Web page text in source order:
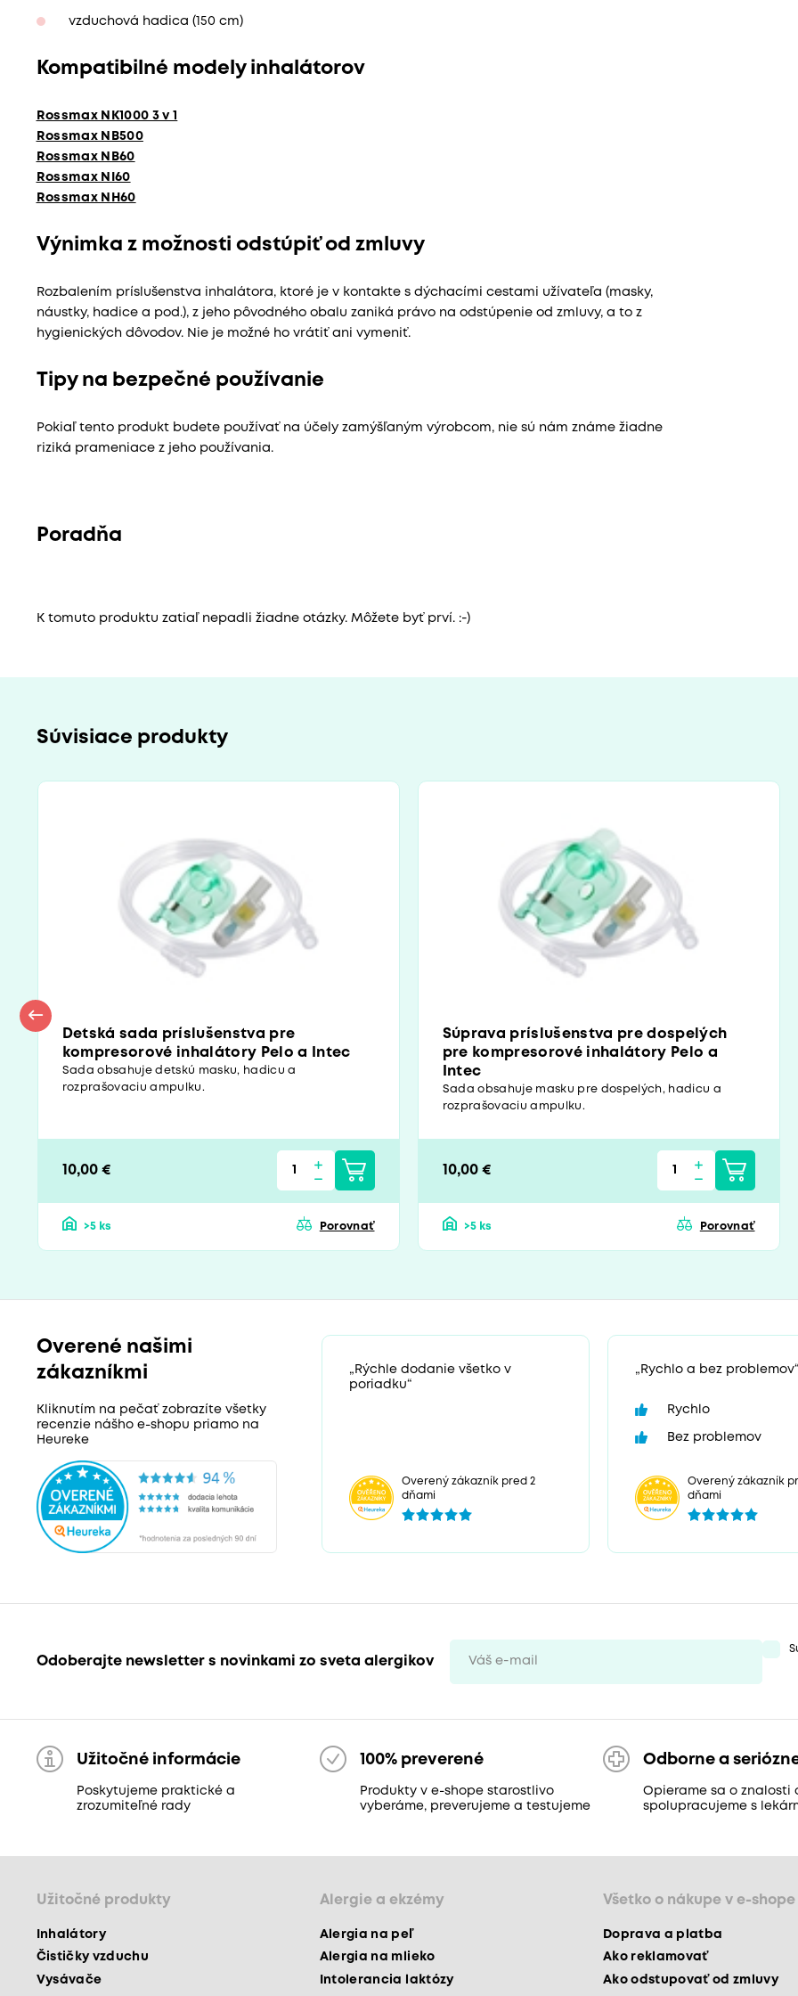
vzduchová hadica (150 cm)
Kompatibilné modely inhalátorov
Rossmax NK1000 3 v 1
Rossmax NB500
Rossmax NB60
Rossmax NI60
Rossmax NH60
Výnimka z možnosti odstúpiť od zmluvy
Rozbalením príslušenstva inhalátora, ktoré je v kontakte s dýchacími cestami užívateľa (masky,
náustky, hadice a pod.), z jeho pôvodného obalu zaniká právo na odstúpenie od zmluvy, a to z
hygienických dôvodov. Nie je možné ho vrátiť ani vymeniť.
Tipy na bezpečné používanie
Pokiaľ tento produkt budete používať na účely zamýšľaným výrobcom, nie sú nám známe žiadne
riziká prameniace z jeho používania.
Poradňa
K tomuto produktu zatiaľ nepadli žiadne otázky. Môžete byť prví. :-)
Súvisiace produkty
Detská sada príslušenstva pre
kompresorové inhalátory Pelo a Intec
Sada obsahuje detskú masku, hadicu a
rozprašovaciu ampulku.
10,00 €
>5 ks Porovnať
Súprava príslušenstva pre dospelých
pre kompresorové inhalátory Pelo a
Intec
Sada obsahuje masku pre dospelých, hadicu a
rozprašovaciu ampulku.
10,00 €
>5 ks Porovnať
Overené našimi
zákazníkmi
Kliknutím na pečať zobrazíte všetky
recenzie nášho e-shopu priamo na
Heureke
„Rýchle dodanie všetko v
poriadku“
Overený zákazník pred 2
dňami
„Rychlo a bez problemov“
Rychlo
Bez problemov
Overený zákazník
dňami
Odoberajte newsletter s novinkami zo sveta alergikov
Užitočné informácie
Poskytujeme praktické a
zrozumiteľné rady
100% preverené
Produkty v e-shope starostlivo
vyberáme, preverujeme a testujeme
Odborne a
Opierame sa o znalosti
spolupracujeme s
Užitočné produkty
Inhalátory
Čističky vzduchu
Vysávače
Alergie a ekzémy
Alergia na peľ
Alergia na mlieko
Intolerancia laktózy
Všetko o nákupe v e-shope
Doprava a platba
Ako reklamovať
Ako odstupovať od zmluvy